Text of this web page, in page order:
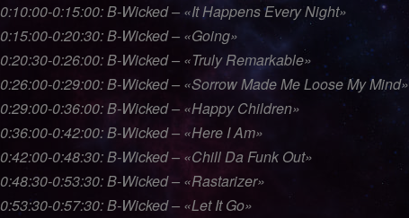
0:10:00-0:15:00: B-Wicked – «It Happens Every Night»
0:15:00-0:20:30: B-Wicked – «Going»
0:20:30-0:26:00: B-Wicked – «Truly Remarkable»
0:26:00-0:29:00: B-Wicked – «Sorrow Made Me Loose My Mind»
0:29:00-0:36:00: B-Wicked – «Happy Children»
0:36:00-0:42:00: B-Wicked – «Here I Am»
0:42:00-0:48:30: B-Wicked – «Chill Da Funk Out»
0:48:30-0:53:30: B-Wicked – «Rastarizer»
0:53:30-0:57:30: B-Wicked – «Let It Go»